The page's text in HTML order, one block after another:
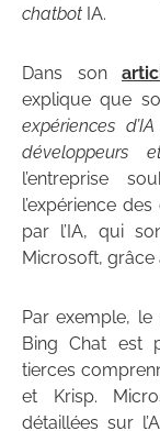
chatbot IA.
Dans son
explique que
expériences
développeurs
l’entreprise
l’expérience
par l’IA, qui
Microsoft, grâce
Par exemple, le
Bing Chat est
tierces
et Krisp.
détaillées sur